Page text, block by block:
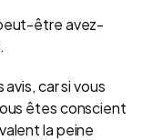
être avez-
avis, car si vous
êtes conscient
la peine